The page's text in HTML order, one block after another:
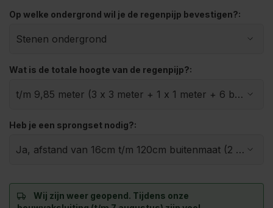
Op welke ondergrond wil je de regenpijp bevestigen?:
Wat is de totale hoogte van de regenpijp?:
Heb je een sprongset nodig?:
Wij zijn weer geopend. Tijdens onze